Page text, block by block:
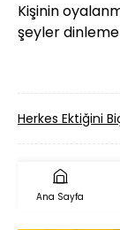
Kişinin
şeyler
Herkes Ektiğini
Ana Sayfa